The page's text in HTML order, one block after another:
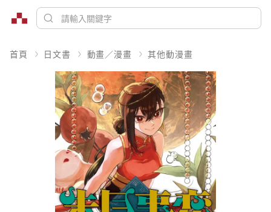
首頁 日文書 動畫／漫畫 其他動漫畫